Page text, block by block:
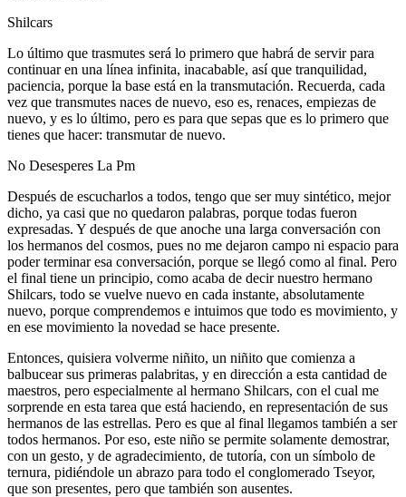
Shilcars
Lo último que trasmutes será lo primero que habrá de servir para
continuar en una línea infinita, inacabable, así que tranquilidad,
paciencia, porque la base está en la transmutación. Recuerda, cada
vez que transmutes naces de nuevo, eso es, renaces, empiezas de
nuevo, y es lo último, pero es para que sepas que es lo primero que
tienes que hacer: transmutar de nuevo.
No Desesperes La Pm
Después de escucharlos a todos, tengo que ser muy sintético, mejor
dicho, ya casi que no quedaron palabras, porque todas fueron
expresadas. Y después de que anoche una larga conversación con
los hermanos del cosmos, pues no me dejaron campo ni espacio para
poder terminar esa conversación, porque se llegó como al final. Pero
el final tiene un principio, como acaba de decir nuestro hermano
Shilcars, todo se vuelve nuevo en cada instante, absolutamente
nuevo, porque comprendemos e intuimos que todo es movimiento, y
en ese movimiento la novedad se hace presente.
Entonces, quisiera volverme niñito, un niñito que comienza a
balbucear sus primeras palabritas, y en dirección a esta cantidad de
maestros, pero especialmente al hermano Shilcars, con el cual me
sorprende en esta tarea que está haciendo, en representación de sus
hermanos de las estrellas. Pero es que al final llegamos también a ser
todos hermanos. Por eso, este niño se permite solamente demostrar,
con un gesto, y de agradecimiento, de tutoría, con un símbolo de
ternura, pidiéndole un abrazo para todo el conglomerado Tseyor,
que son presentes, pero que también son ausentes.